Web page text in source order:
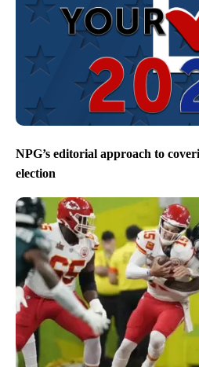
NPG’s editorial approach to
election